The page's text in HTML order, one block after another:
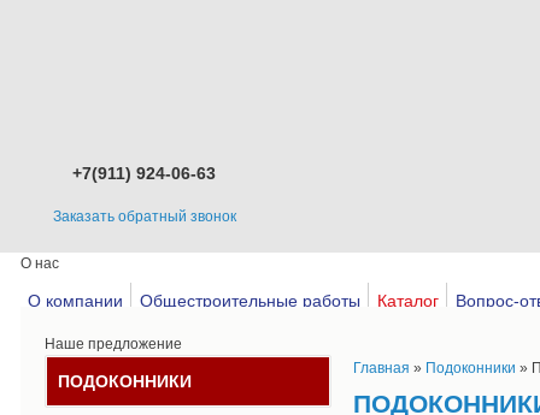
+7(911) 924-06-63
Заказать обратный звонок
О нас
О компании Общестроительные работы Каталог Вопрос-
Наше предложение
ПОДОКОННИКИ
Главная » Подоконники »